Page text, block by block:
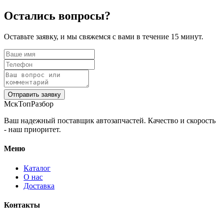
Остались вопросы?
Оставьте заявку, и мы свяжемся с вами в течение 15 минут.
Отправить заявку
МскТопРазбор
Ваш надежный поставщик автозапчастей. Качество и скорость
- наш приоритет.
Меню
Каталог
О нас
Доставка
Контакты